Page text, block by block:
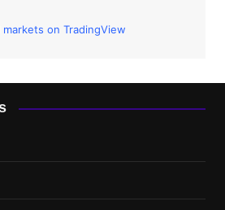
markets on TradingView